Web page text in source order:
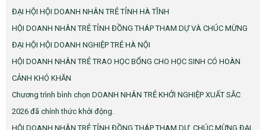
ĐẠI HỘI HỘI DOANH NHÂN TRẺ TỈNH HÀ TĨNH
HỘI DOANH NHÂN TRẺ TỈNH ĐỒNG THÁP THAM DỰ VÀ CHÚC MỪNG
ĐẠI HỘI HỘI DOANH NGHIỆP TRẺ HÀ NỘI
HỘI DOANH NHÂN TRẺ TRAO HỌC BỔNG CHO HỌC SINH CÓ HOÀN
CẢNH KHÓ KHĂN
Chương trình bình chọn DOANH NHÂN TRẺ KHỞI NGHIỆP XUẤT SẮC
2026 đã chính thức khởi động.
HỘI DOANH NHÂN TRẺ TỈNH ĐỒNG THÁP THAM DỰ, CHÚC MỪNG ĐẠI